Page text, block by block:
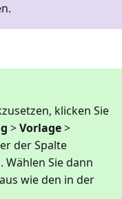
klicken Sie
>Vorlage>
der Spalte
. Wählen Sie dann
wie den in der